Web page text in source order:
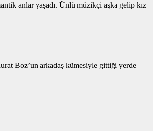
anlar yaşadı. Ünlü müzikçi aşka gelip kız
Boz’un arkadaş kümesiyle gittiği yerde